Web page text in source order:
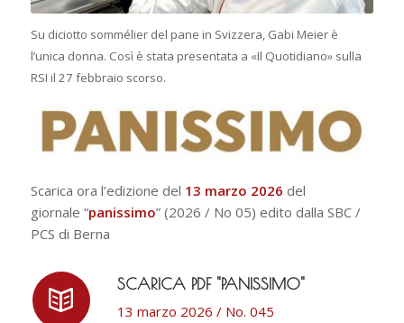
Su diciotto sommélier del pane in Svizzera, Gabi Meier è
l’unica donna. Così è stata presentata a «Il Quotidiano» sulla
RSI il 27 febbraio scorso.
Scarica ora l’edizione del 13 marzo 2026 del
giornale “panissimo” (2026 / No 05) edito dalla SBC /
PCS di Berna
SCARICA PDF "PANISSIMO"
13 marzo 2026 / No. 045